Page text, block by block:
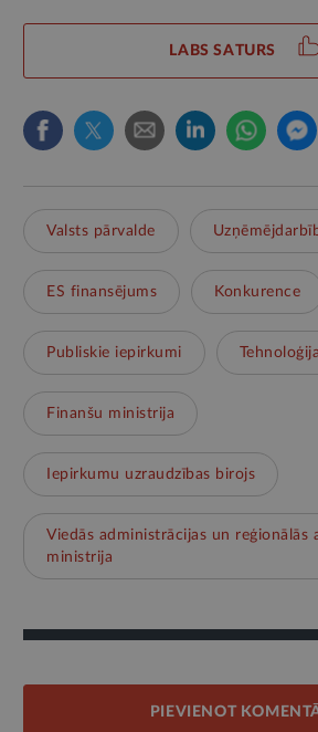
LABS SATURS
Valsts pārvalde
ES finansējums Konkurence
Publiskie iepirkumi
Finanšu ministrija
Iepirkumu uzraudzības birojs
Viedās administrācijas un reģionālās
ministrija
PIEVIENOT